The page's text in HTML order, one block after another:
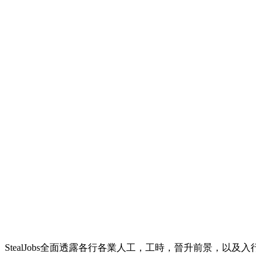
StealJobs全面透露各行各業人工，工時，晉升前景，以及入